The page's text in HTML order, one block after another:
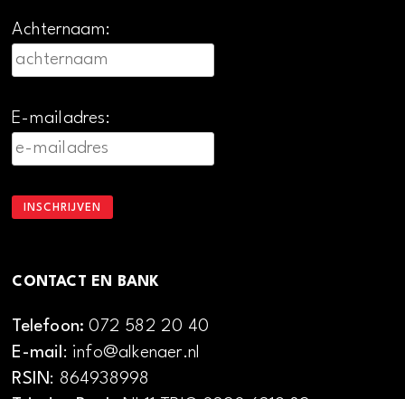
Achternaam:
E-mailadres:
CONTACT EN BANK
Telefoon:072 582 20 40
E-mail: info@alkenaer.nl
RSIN: 864938998